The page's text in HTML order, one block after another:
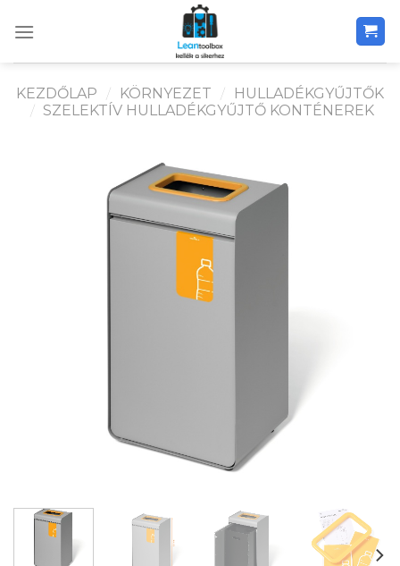
KEZDŐLAP / KÖRNYEZET /
HULLADÉKGYŰJTŐK
/ SZELEKTÍV HULLADÉKGYŰJTŐ KONTÉNEREK